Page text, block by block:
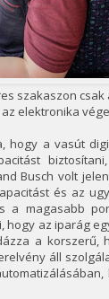
szakaszon
elektronika
hogy a vasút
Busch volt
és az
magasabb
hogy az iparág
a korszerű,
áll